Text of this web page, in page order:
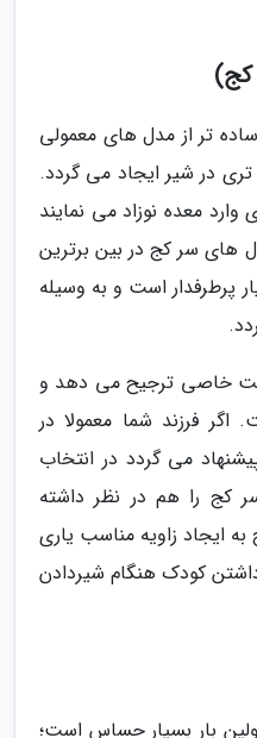
تر از مدل های معمولی
در شیر ایجاد می گردد.
معده نوزاد می نمایند
های سر کج در بین برترین
پرطرفدار است و به وسیله
خاصی ترجیح می دهد و
فرزند شما معمولا در
می گردد در انتخاب
کج را هم در نظر داشته
ایجاد زاویه مناسب یاری
کودک هنگام شیردادن
بار بسیار حساس است؛